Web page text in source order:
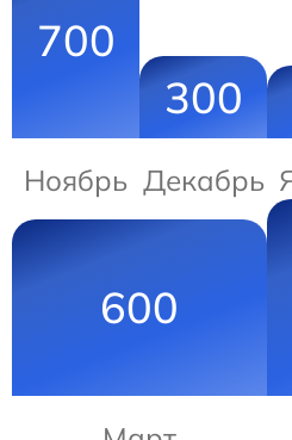
700
Ноябрь
300
Декабрь
600